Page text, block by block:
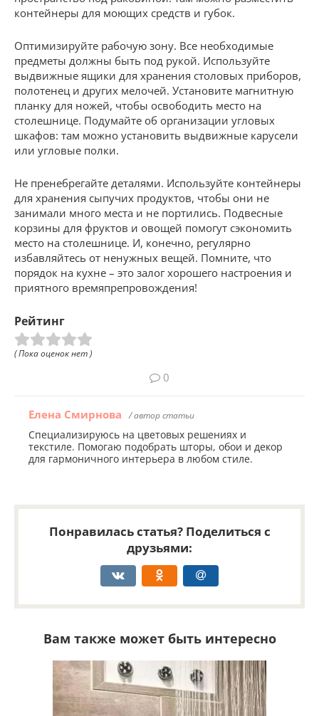
контейнеры для моющих средств и губок.
Оптимизируйте рабочую зону. Все необходимые
предметы должны быть под рукой. Используйте
выдвижные ящики для хранения столовых приборов,
полотенец и других мелочей. Установите магнитную
планку для ножей, чтобы освободить место на
столешнице. Подумайте об организации угловых
шкафов: там можно установить выдвижные карусели
или угловые полки.
Не пренебрегайте деталями. Используйте контейнеры
для хранения сыпучих продуктов, чтобы они не
занимали много места и не портились. Подвесные
корзины для фруктов и овощей помогут сэкономить
место на столешнице. И, конечно, регулярно
избавляйтесь от ненужных вещей. Помните, что
порядок на кухне – это залог хорошего настроения и
приятного времяпрепровождения!
Рейтинг
( Пока оценок нет )
0
Елена Смирнова / автор статьи
Специализируюсь на цветовых решениях и
текстиле. Помогаю подобрать шторы, обои и декор
для гармоничного интерьера в любом стиле.
Понравилась статья? Поделиться с
друзьями:
Вам также может быть интересно